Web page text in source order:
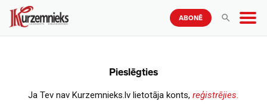
ABONĒ
Pieslēgties
Ja Tev nav Kurzemnieks.lv lietotāja konts, reģistrējies.